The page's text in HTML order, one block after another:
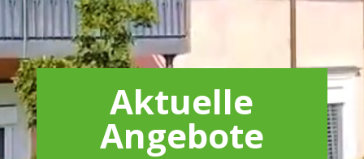
Aktuelle
Angebote